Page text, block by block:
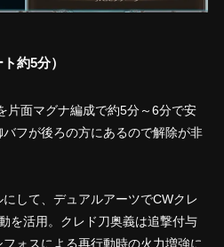
約5分）
面マグナ編成で約5分～6分で安
フが後ろの方にあるので解除が非
して、デュアルアーツでCWクレ
を活用。クレド刀奥義は追撃付与
ォスによる再行動時の火力増強に